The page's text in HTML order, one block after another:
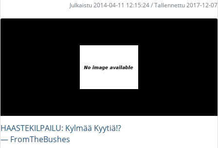
Julkaistu 2014-04-11 12:15:24 / Tallennettu 2017-12-07
HAASTEKILPAILU: Kylmää Kyytiä!?
― FromTheBushes